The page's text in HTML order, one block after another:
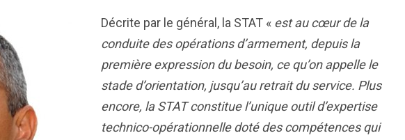
Décrite par le général, la STAT « est au cœur de la
conduite des opérations d’armement, depuis la
première expression du besoin, ce qu’on appelle le
stade d’orientation, jusqu’au retrait du service. Plus
encore, la STAT constitue l’unique outil d’expertise
technico-opérationnelle doté des compétences qui